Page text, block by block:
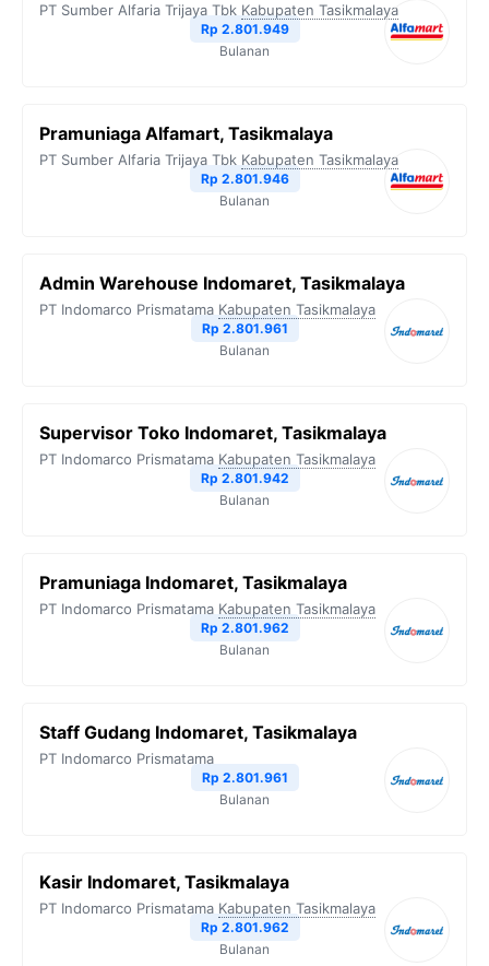
PT Sumber Alfaria Trijaya Tbk Kabupaten Tasikmalaya
Rp 2.801.949
Bulanan
Pramuniaga Alfamart, Tasikmalaya
PT Sumber Alfaria Trijaya Tbk Kabupaten Tasikmalaya
Rp 2.801.946
Bulanan
Admin Warehouse Indomaret, Tasikmalaya
PT Indomarco Prismatama Kabupaten Tasikmalaya
Rp 2.801.961
Bulanan
Supervisor Toko Indomaret, Tasikmalaya
PT Indomarco Prismatama Kabupaten Tasikmalaya
Rp 2.801.942
Bulanan
Pramuniaga Indomaret, Tasikmalaya
PT Indomarco Prismatama Kabupaten Tasikmalaya
Rp 2.801.962
Bulanan
Staff Gudang Indomaret, Tasikmalaya
PT Indomarco Prismatama
Rp 2.801.961
Bulanan
Kasir Indomaret, Tasikmalaya
PT Indomarco Prismatama Kabupaten Tasikmalaya
Rp 2.801.962
Bulanan